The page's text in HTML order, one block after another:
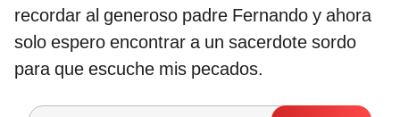
recordar al generoso padre Fernando y ahora
solo espero encontrar a un sacerdote sordo
para que escuche mis pecados.